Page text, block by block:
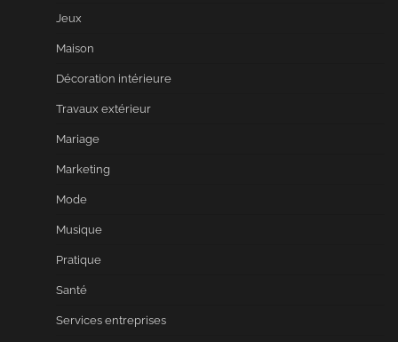
Jeux
Maison
Décoration intérieure
Travaux extérieur
Mariage
Marketing
Mode
Musique
Pratique
Santé
Services entreprises